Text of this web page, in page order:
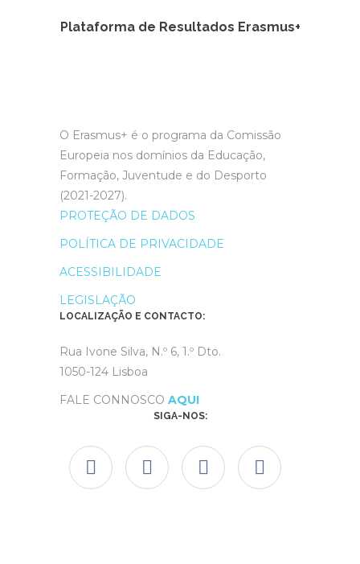
Plataforma de Resultados Erasmus+
O Erasmus+ é o programa da Comissão
Europeia nos domínios da Educação,
Formação, Juventude e do Desporto
(2021-2027).
PROTEÇÃO DE DADOS
POLÍTICA DE PRIVACIDADE
ACESSIBILIDADE
LEGISLAÇÃO
LOCALIZAÇÃO E CONTACTO:
Rua Ivone Silva, N.º 6, 1.º Dto.
1050-124 Lisboa
FALE CONNOSCO AQUI
SIGA-NOS: